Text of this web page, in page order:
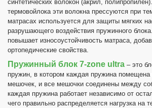
синтетических волокон (акрил,
термовойлока эти волокна прессуются при
матрасах используется для защиты мягких
разрушающего воздействия пружинного
повышает износоустойчивость матраса,
ортопедические свойства.
Пружинный блок 7-zone ultra – это
пружин, в котором каждая пружина помещена
мешочек, и все мешочки соединены между
каждая пружина работает независимо от
чего правильно распределяется нагрузка на